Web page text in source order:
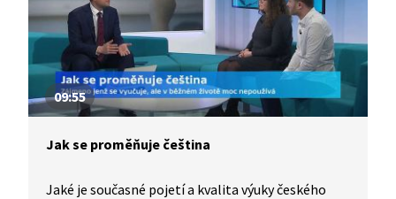
09:55
Jak se proměňuje čeština
Jaké je současné pojetí a kvalita výuky českého